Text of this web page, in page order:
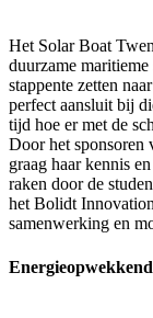
Het Solar Boat
duurzame
stappente zetten
perfect aansluit bij
tijd hoe er met de
Door het
graag haar kennis
raken door de
het Bolidt
samenwerking en